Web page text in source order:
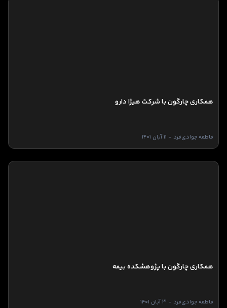
همکاری چارگون با شرکت هیژا دارو
فاطمه جوادی‌فرد - 11 آبان 1401
همکاری چارگون با پژوهشکده بیمه
فاطمه جوادی‌فرد - 3 آبان 1401